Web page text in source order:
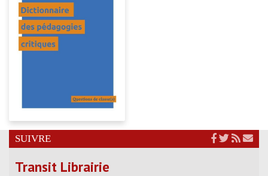
SUIVRE
Transit Librairie